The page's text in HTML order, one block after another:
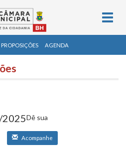
PROPOSIÇÕES AGENDA
2025
Acompanhe
Dê sua